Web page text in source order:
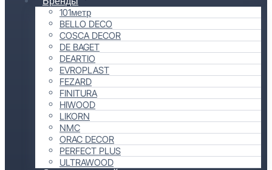
101метр
BELLO DECO
COSCA DECOR
DE BAGET
DEARTIO
EVROPLAST
FEZARD
FINITURA
HIWOOD
LIKORN
NMC
ORAC DECOR
PERFECT PLUS
ULTRAWOOD